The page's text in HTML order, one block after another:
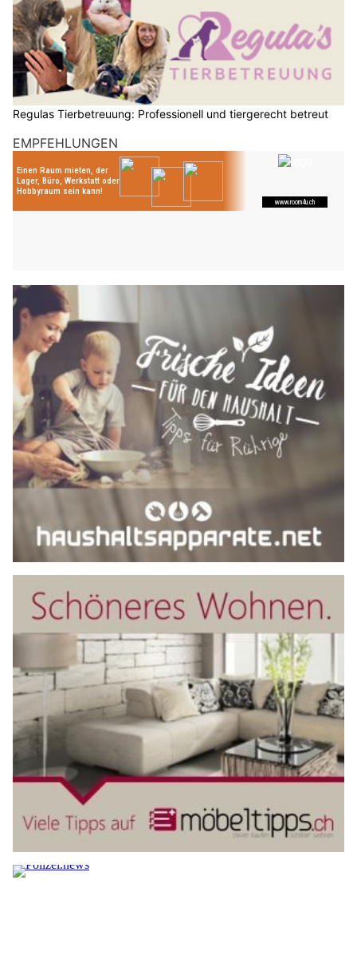
Regulas Tierbetreuung: Professionell und tiergerecht betreut
EMPFEHLUNGEN